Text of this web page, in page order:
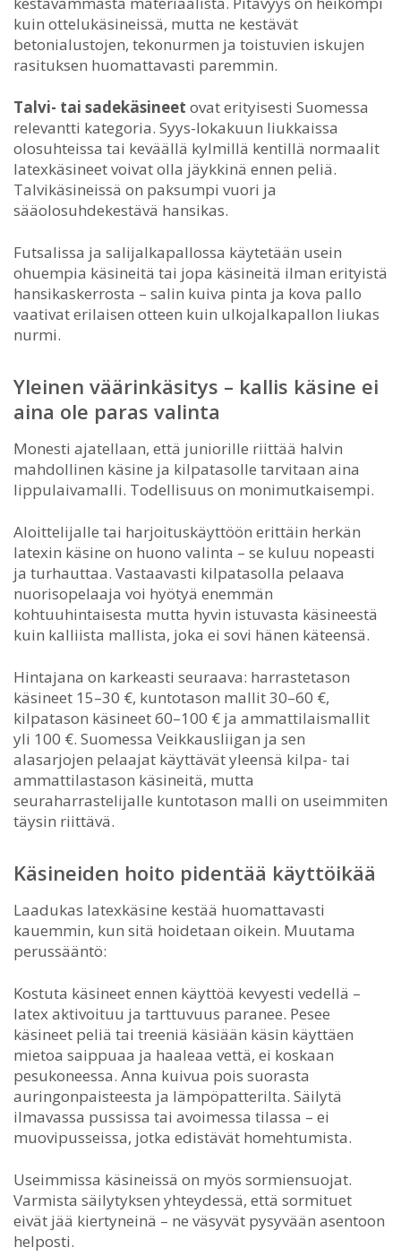
kuin ottelukäsineissä, mutta ne kestävät
betonialustojen, tekonurmen ja toistuvien iskujen
rasituksen huomattavasti paremmin.
Talvi- tai sadekäsineet ovat erityisesti Suomessa
relevantti kategoria. Syys-lokakuun liukkaissa
olosuhteissa tai keväällä kylmillä kentillä normaalit
latexkäsineet voivat olla jäykkinä ennen peliä.
Talvikäsineissä on paksumpi vuori ja
sääolosuhdekestävä hansikas.
Futsalissa ja salijalkapallossa käytetään usein
ohuempia käsineitä tai jopa käsineitä ilman erityistä
hansikaskerrosta – salin kuiva pinta ja kova pallo
vaativat erilaisen otteen kuin ulkojalkapallon liukas
nurmi.
Yleinen väärinkäsitys – kallis käsine ei
aina ole paras valinta
Monesti ajatellaan, että juniorille riittää halvin
mahdollinen käsine ja kilpatasolle tarvitaan aina
lippulaivamalli. Todellisuus on monimutkaisempi.
Aloittelijalle tai harjoituskäyttöön erittäin herkän
latexin käsine on huono valinta – se kuluu nopeasti
ja turhauttaa. Vastaavasti kilpatasolla pelaava
nuorisopelaaja voi hyötyä enemmän
kohtuuhintaisesta mutta hyvin istuvasta käsineestä
kuin kalliista mallista, joka ei sovi hänen käteensä.
Hintajana on karkeasti seuraava: harrastetason
käsineet 15–30 €, kuntotason mallit 30–60 €,
kilpatason käsineet 60–100 € ja ammattilaismallit
yli 100 €. Suomessa Veikkausliigan ja sen
alasarjojen pelaajat käyttävät yleensä kilpa- tai
ammattilastason käsineitä, mutta
seuraharrastelijalle kuntotason malli on useimmiten
täysin riittävä.
Käsineiden hoito pidentää käyttöikää
Laadukas latexkäsine kestää huomattavasti
kauemmin, kun sitä hoidetaan oikein. Muutama
perussääntö:
Kostuta käsineet ennen käyttöä kevyesti vedellä –
latex aktivoituu ja tarttuvuus paranee. Pesee
käsineet peliä tai treeniä käsiään käsin käyttäen
mietoa saippuaa ja haaleaa vettä, ei koskaan
pesukoneessa. Anna kuivua pois suorasta
auringonpaisteesta ja lämpöpatterilta. Säilytä
ilmavassa pussissa tai avoimessa tilassa – ei
muovipusseissa, jotka edistävät homehtumista.
Useimmissa käsineissä on myös sormiensuojat.
Varmista säilytyksen yhteydessä, että sormituet
eivät jää kiertyneinä – ne väsyvät pysyvään asentoon
helposti.